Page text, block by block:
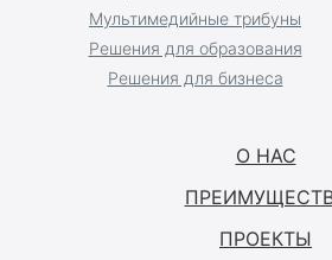
О НАС
ПРОЕКТЫ
Мультимедийные трибуны
Решения для образования
Решения для бизнеса